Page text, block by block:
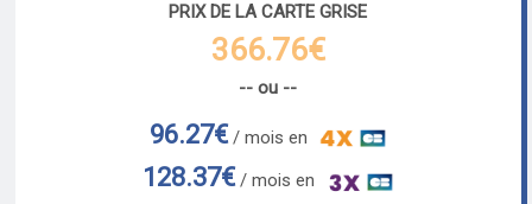
PRIX DE LA CARTE GRISE
366.76€
-- ou --
96.27€/ mois en
128.37€/ mois en